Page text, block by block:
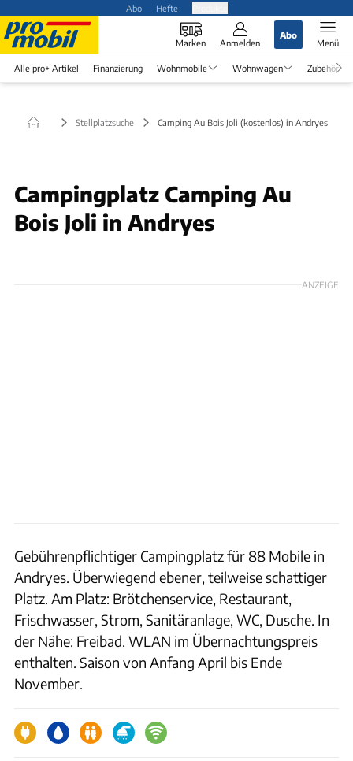
Abo Hefte
Marken Anmelden
Abo
Menü
Alle pro+ Artikel Finanzierung Wohnmobile Wohnwagen Zubehör
Stellplatzsuche Camping Au Bois Joli (kostenlos) in Andryes
Campingplatz Camping Au
Bois Joli in Andryes
ANZEIGE
Gebührenpflichtiger Campingplatz für 88 Mobile in
Andryes. Überwiegend ebener, teilweise schattiger
Platz. Am Platz: Brötchenservice, Restaurant,
Frischwasser, Strom, Sanitäranlage, WC, Dusche. In
der Nähe: Freibad. WLAN im Übernachtungspreis
enthalten. Saison von Anfang April bis Ende
November.